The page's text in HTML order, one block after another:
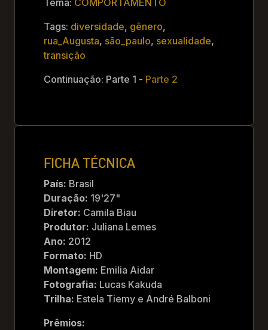
Tema: COMPORTAMENTO
Tags: diversidade, gênero,
rua_Augusta, são_paulo, sexualidade,
transição
Continuação: Parte 1 - Parte 2
FICHA TÉCNICA
País: Brasil
Duração: 19'27"
Diretor: Camila Biau
Produtor: Juliana Lemes
Ano: 2012
Formato: HD
Montagem: Emilia Aidar
Fotografia: Lucas Kakuda
Trilha: Estela Tiemy e André Balboni
Prêmios: